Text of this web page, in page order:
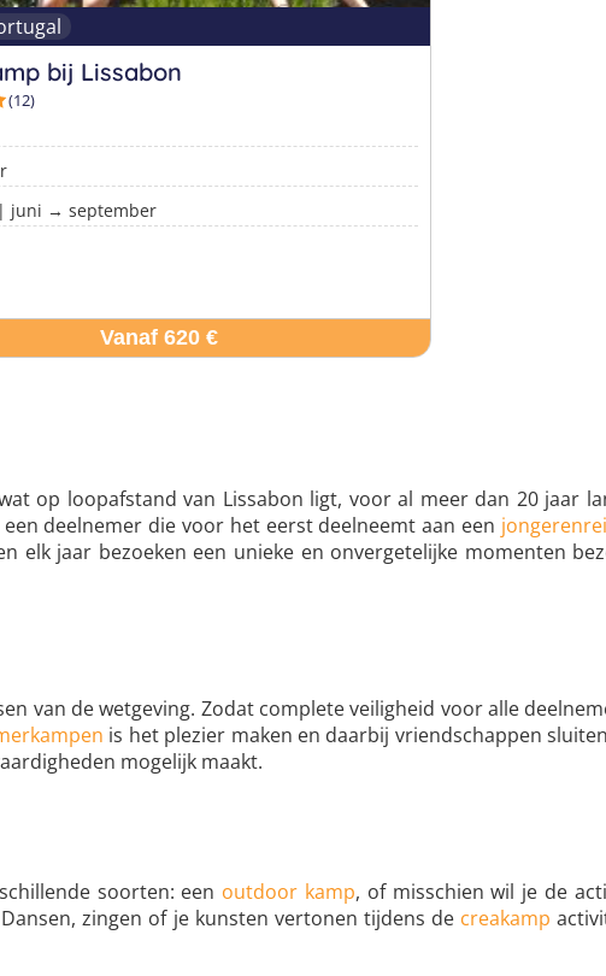
bij Lissabon
(12)
juni → september
Vanaf 620 €
op loopafstand van Lissabon ligt, voor al meer dan 20 jaar
deelnemer die voor het eerst deelneemt aan een
elk jaar bezoeken een unieke en onvergetelijke momenten
van de wetgeving. Zodat complete veiligheid voor alle
is het plezier maken en daarbij vriendschappen
mogelijk maakt.
soorten: een outdoor kamp, of misschien wil je de
zingen of je kunsten vertonen tijdens de creakamp